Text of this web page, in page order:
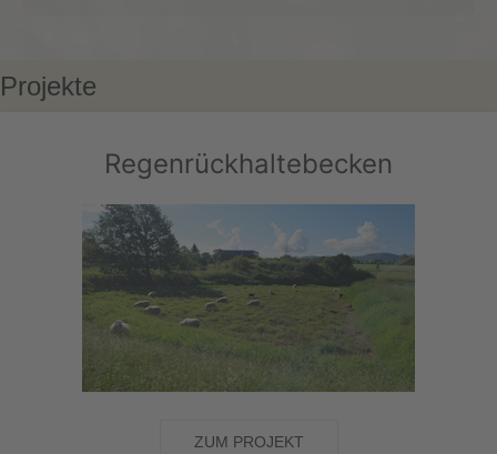
Projekte
Regenrückhaltebecken
ZUM PROJEKT